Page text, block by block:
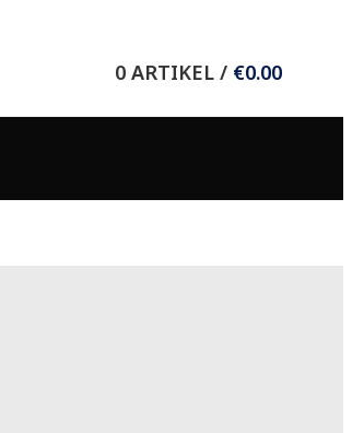
0 ARTIKEL / €0.00